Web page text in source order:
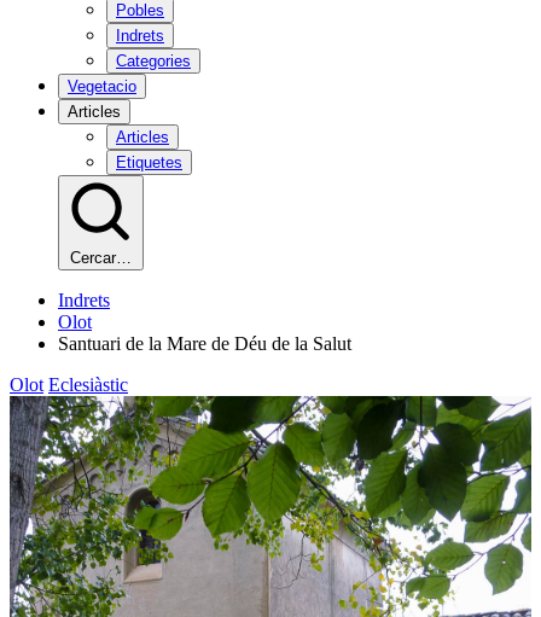
Pobles
Indrets
Categories
Vegetacio
Articles
Articles
Etiquetes
Cercar…
Indrets
Olot
Santuari de la Mare de Déu de la Salut
Olot Eclesiàstic